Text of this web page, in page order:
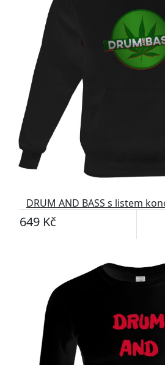
DRUM AND BASS s listem
649 Kč